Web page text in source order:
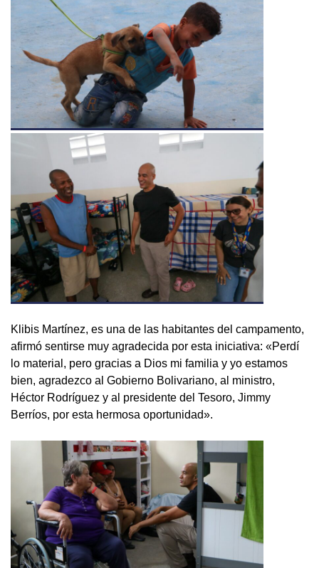
Klibis Martínez, es una de las habitantes del campamento,
afirmó sentirse muy agradecida por esta iniciativa: «Perdí
lo material, pero gracias a Dios mi familia y yo estamos
bien, agradezco al Gobierno Bolivariano, al ministro,
Héctor Rodríguez y al presidente del Tesoro, Jimmy
Berríos, por esta hermosa oportunidad».